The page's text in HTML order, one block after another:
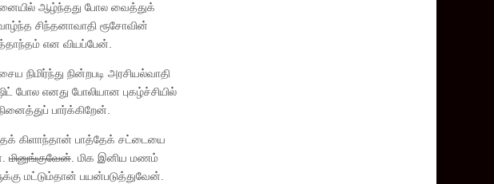
ஆழ்ந்தது போல வைத்துக்
சிந்தனாவாதி ரூசோவின்
என வியப்பேன்.
நின்றபடி அரசியல்வாதி
போல எனது போலியான புகழ்ச்சியில்
பார்க்கிறேன்.
கிளாந்தான் பாத்தேக் சட்டையை
மினுங்குவேன். மிக இனிய மணம்
மட்டும்தான் பயன்படுத்துவேன்.